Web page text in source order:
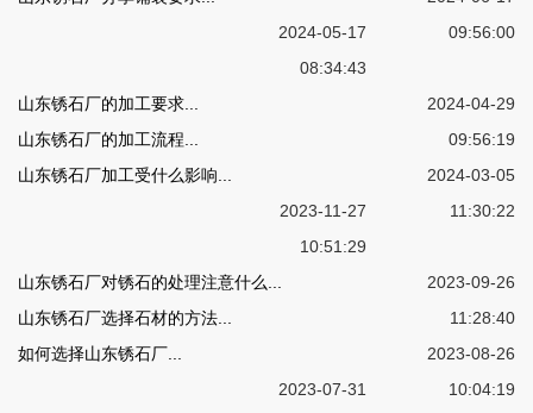
09:56:00
2024-05-17
08:34:43
山东锈石厂的加工要求...
2024-04-29
09:56:19
山东锈石厂的加工流程...
2024-03-05
11:30:22
山东锈石厂加工受什么影响...
2023-11-27
10:51:29
山东锈石厂对锈石的处理注意什么...
2023-09-26
11:28:40
山东锈石厂选择石材的方法...
2023-08-26
10:04:19
如何选择山东锈石厂...
2023-07-31